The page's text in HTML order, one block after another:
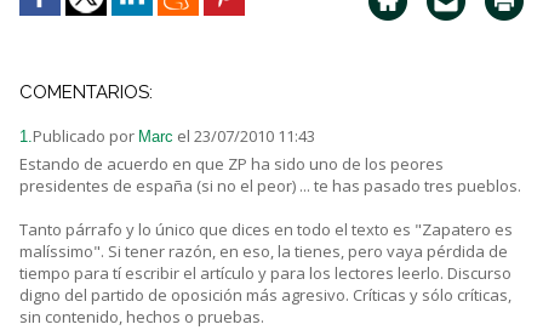
COMENTARIOS:
1.Publicado por Marc el 23/07/2010 11:43
Estando de acuerdo en que ZP ha sido uno de los peores
presidentes de españa (si no el peor) ... te has pasado tres pueblos.
Tanto párrafo y lo único que dices en todo el texto es "Zapatero es
malíssimo". Si tener razón, en eso, la tienes, pero vaya pérdida de
tiempo para tí escribir el artículo y para los lectores leerlo. Discurso
digno del partido de oposición más agresivo. Críticas y sólo críticas,
sin contenido, hechos o pruebas.